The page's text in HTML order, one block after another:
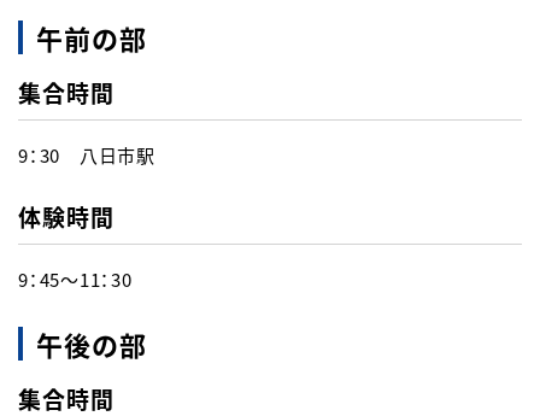
English
午前の部
集合時間
9：30　八日市駅
体験時間
9：45～11：30
午後の部
集合時間